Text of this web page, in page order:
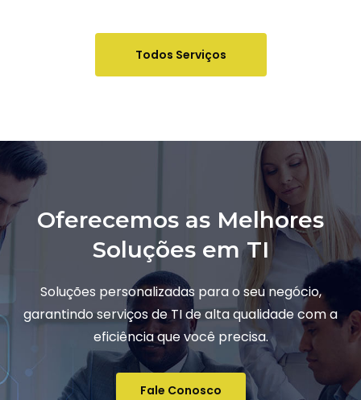
Todos Serviços
Oferecemos as Melhores
Soluções em TI
Soluções personalizadas para o seu negócio,
garantindo serviços de TI de alta qualidade com a
eficiência que você precisa.
Fale Conosco